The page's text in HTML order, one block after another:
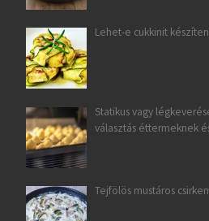
Lehet-e cukkinit
Statikus vagy
választás éttermeknek
Tejfölös mustáros